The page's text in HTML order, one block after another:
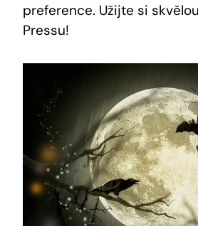
preference. Užijte si
Pressu!